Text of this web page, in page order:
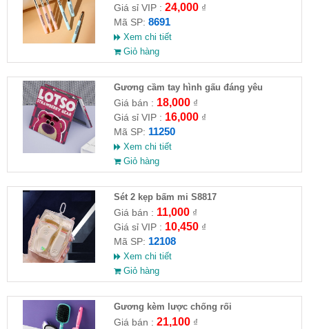
Giá sỉ VIP : 24,000₫
Mã SP: 8691
Xem chi tiết
Giỏ hàng
Gương cầm tay hình gấu đáng yêu
Giá bán : 18,000₫
Giá sỉ VIP : 16,000₫
Mã SP: 11250
Xem chi tiết
Giỏ hàng
Sét 2 kẹp bấm mi S8817
Giá bán : 11,000₫
Giá sỉ VIP : 10,450₫
Mã SP: 12108
Xem chi tiết
Giỏ hàng
Gương kèm lược chống rối
Giá bán : 21,100₫